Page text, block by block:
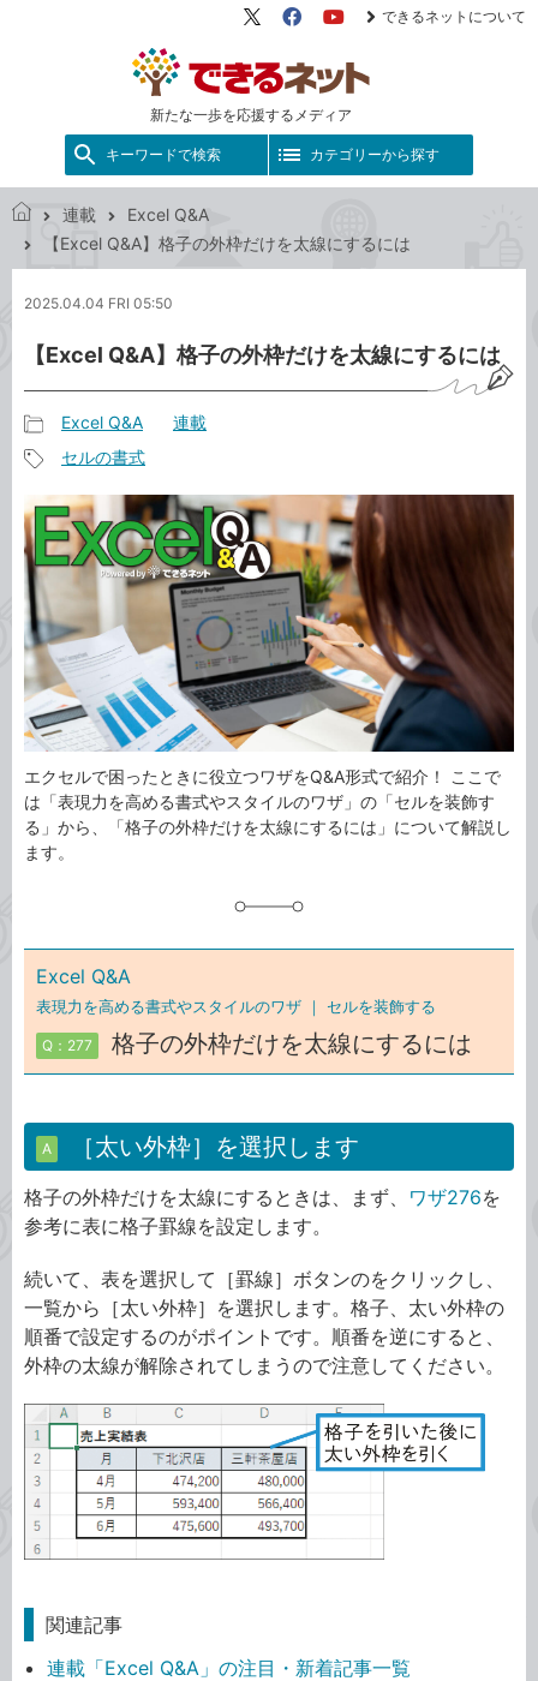
新たな一歩を応援するメディア
X（旧
FacebookYouTube
できるネットについて
キーワードで検索 カテゴリーから探す
ネ
ト
連載
Excel Q&A
【Excel Q&A】格子の外枠だけを太線にするには
2025.04.04 FRI 05:50
【Excel Q&A】格子の外枠だけを太線にするには
事
カ
テ
ゴ
リ
Excel Q&A 連載
事
タ
グ
セルの書式
エクセルで困ったときに役立つワザをQ&A形式で紹介！ ここで
は「表現力を高める書式やスタイルのワザ」の「セルを装飾す
る」から、「格子の外枠だけを太線にするには」について解説し
ます。
Excel Q&A
表現力を高める書式やスタイルのワザ ｜ セルを装飾する
Q：277 格子の外枠だけを太線にするには
A ［太い外枠］を選択します
格子の外枠だけを太線にするときは、まず、 ワザ276を
参考に表に格子罫線を設定します。
続いて、表を選択して［罫線］ボタンのをクリックし、
一覧から［太い外枠］を選択します。格子、太い外枠の
順番で設定するのがポイントです。順番を逆にすると、
外枠の太線が解除されてしまうので注意してください。
関連記事
連載「Excel Q&A」の注目・新着記事一覧